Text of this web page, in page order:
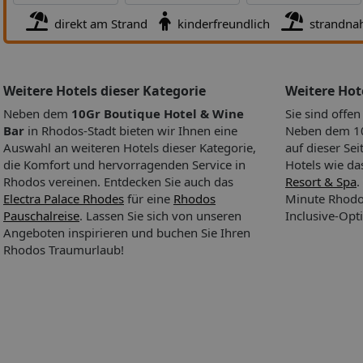
Täglich wird ein nahrhaftes Frühstück serviert.
Essen & Trinken
Bar
Eine Sonnenterrasse lädt zum Verweilen ein.
Abwechslung bieten verschiedene Angebote, darunter Angeln,
Windsurfen, Schnorcheln, Tauchen und ein Spa.
Wassersport
Windsurfen
PADI Tauchschule
So wohnen Sie:Für einen angenehmen Aufenthalt sorgen die
direkt am Strand kinderfreundlich
Weitere Hotels dieser Kategorie
Neben dem 10Gr Boutique Hotel & Wine
Bar in Rhodos-Stadt bieten wir Ihnen eine
Auswahl an weiteren Hotels dieser Kategorie,
die Komfort und hervorragenden Service in
Rhodos vereinen. Entdecken Sie auch das
Electra Palace Rhodes für eine Rhodos
Pauschalreise. Lassen Sie sich von unseren
Angeboten inspirieren und buchen Sie Ihren
Rhodos Traumurlaub!
Weitere
Sie sind
Neben dem
auf dieser
Hotels wie
Resort & Spa
Minute
Inclusive-